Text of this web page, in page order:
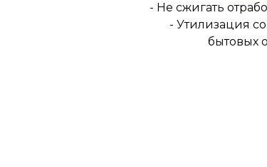
- Не сжигать
- Утилизация
бытовых